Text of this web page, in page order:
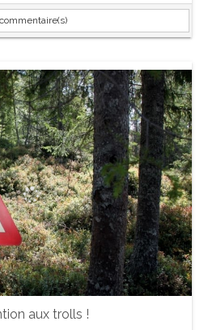
commentaire(s)
aux trolls !